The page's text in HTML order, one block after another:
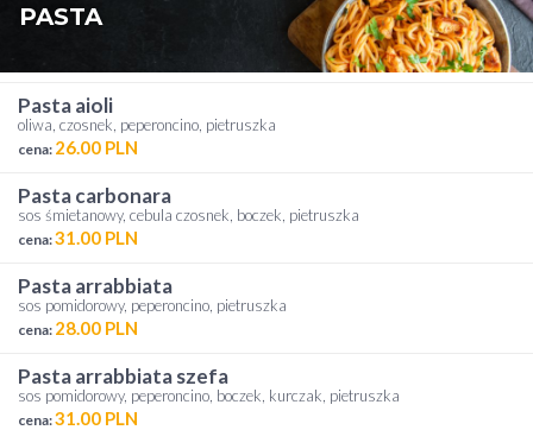
PASTA
pasta aioli
oliwa, czosnek, peperoncino, pietruszka
cena: 26.00 PLN
pasta carbonara
sos śmietanowy, cebula czosnek, boczek, pietruszka
cena:31.00 PLN
pasta arrabbiata
sos pomidorowy, peperoncino, pietruszka
cena: 28.00 PLN
pasta arrabbiata szefa
sos pomidorowy, peperoncino, boczek, kurczak, pietruszka
cena:31.00 PLN